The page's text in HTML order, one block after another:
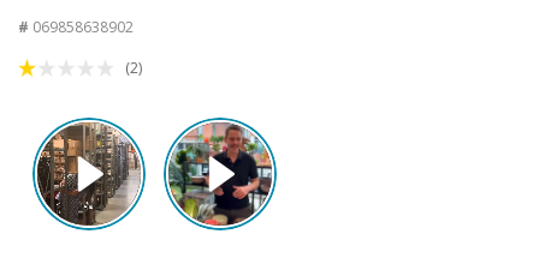
# 069858638902
(2)